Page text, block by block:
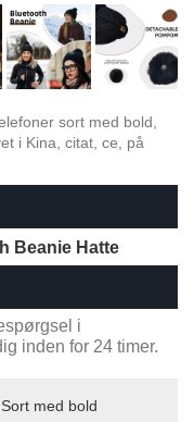
sort med bold,
i Kina, citat, ce, på
Beanie Hatte
i
inden for 24 timer.